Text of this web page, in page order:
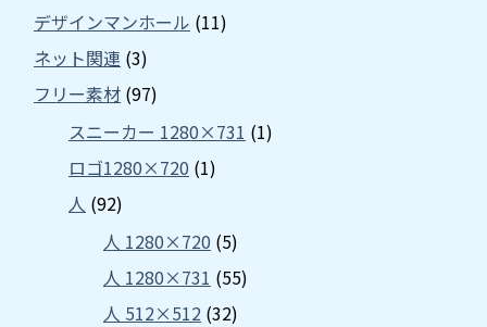
デザインマンホール (11)
ネット関連 (3)
フリー素材 (97)
スニーカー 1280×731 (1)
ロゴ1280×720 (1)
人 (92)
人 1280×720 (5)
人 1280×731 (55)
人 512×512 (32)